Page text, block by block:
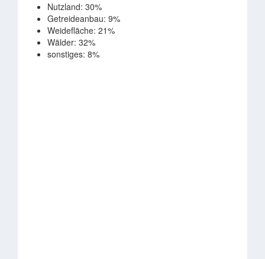
Nutzland: 30%
Getreideanbau: 9%
Weidefläche: 21%
Wälder: 32%
sonstiges: 8%